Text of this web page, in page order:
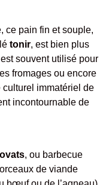
ce pain fin et souple,
tonir, est bien plus
souvent utilisé pour
fromages ou encore
immatériel de
incontournable de
, ou barbecue
de viande